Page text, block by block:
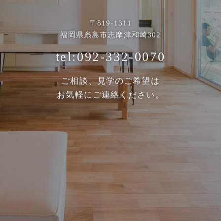
〒819-1311
福岡県糸島市志摩津和崎302
tel:092-332-0070
ご相談、見学のご希望は
お気軽にご連絡ください。